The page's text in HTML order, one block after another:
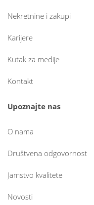
Nekretnine i zakupi
Karijere
Kutak za medije
Kontakt
Upoznajte nas
O nama
Društvena odgovornost
Jamstvo kvalitete
Novosti